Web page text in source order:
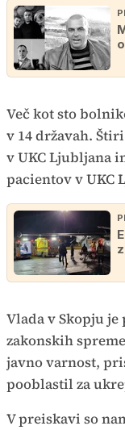
Več kot sto
v 14 državah.
v UKC Ljubljana
pacientov v UKC
Vlada v Skopju
zakonskih
javno varnost,
pooblastil za
V preiskavi so